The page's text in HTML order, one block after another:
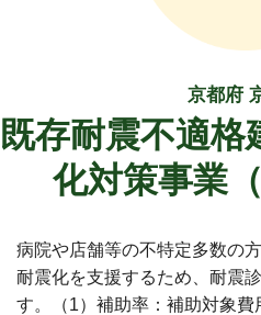
京都府
既存耐震不適
化対策事業
病院や店舗等の不特定多数の
耐震化を支援するため、耐震
す。（1）補助率：補助対象